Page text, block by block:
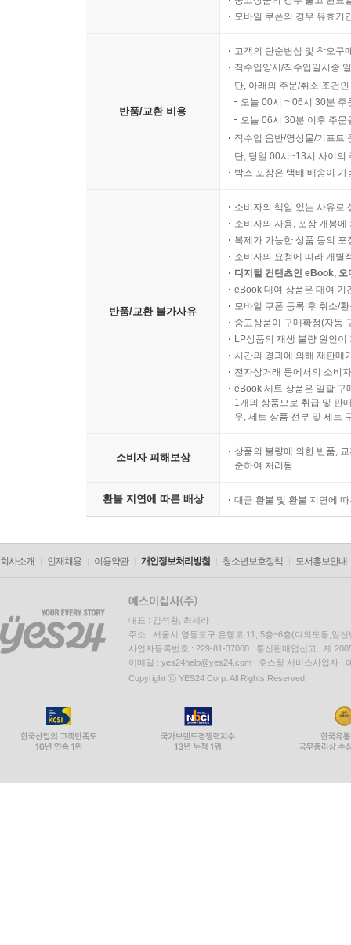
모바일 쿠폰의 경우 유효기
반품/교환 비용
고객의 단순변심 및 착오구
직수입양서/직수입일서중
단, 아래의 주문/취소 조건
오늘 00시 ~ 06시 30분
오늘 06시 30분 이후 주
직수입 음반/영상물/기프트
단, 당일 00시~13시 사이의
박스 포장은 택배 배송이
반품/교환 불가사유
소비자의 책임 있는 사유로
소비자의 사용, 포장 개봉
복제가 가능한 상품 등의
소비자의 요청에 따라 개별
디지털 컨텐츠인 eBook,
eBook 대여 상품은 대여 기
모바일 쿠폰 등록 후 취소/
중고상품이 구매확정(자동
LP상품의 재생 불량 원인
시간의 경과에 의해 재판매
전자상거래 등에서의 소비
eBook 세트 상품은 일괄 구
1개의 상품으로 취급 및 판
우, 세트 상품 전부 및 세트
소비자 피해보상
상품의 불량에 의한 반품,
준하여 처리됨
환불 지연에 따른 배상 대금 환불 및 환불 지연에
회사소개 인재채용 이용약관 개인정보처리방침 청소년보호정책 도서홍보안내
대표 : 김석환, 최세라
주소 : 서울시 영등포구 은행로 11, 5층~6층(여의도동,일신
사업자등록번호 : 229-81-37000 통신판매업신고 : 제
이메일 : yes24help@yes24.com 호스팅 서비스사업자 :
Copyright ⓒ YES24 Corp. All Rights Reserved.